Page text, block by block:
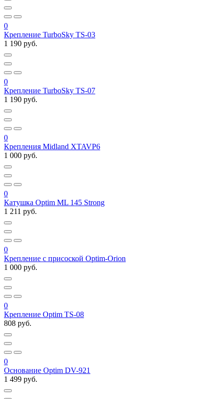
0
Крепление TurboSky TS-03
1 190 руб.
0
Крепление TurboSky TS-07
1 190 руб.
0
Крепления Midland XTAVP6
1 000 руб.
0
Катушка Optim ML 145 Strong
1 211 руб.
0
Крепление с присоской Optim-Orion
1 000 руб.
0
Крепление Optim TS-08
808 руб.
0
Основание Optim DV-921
1 499 руб.